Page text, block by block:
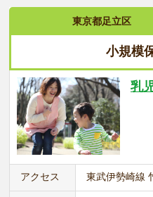
東京都足立区
小規模
乳
アクセス 東武伊勢崎線